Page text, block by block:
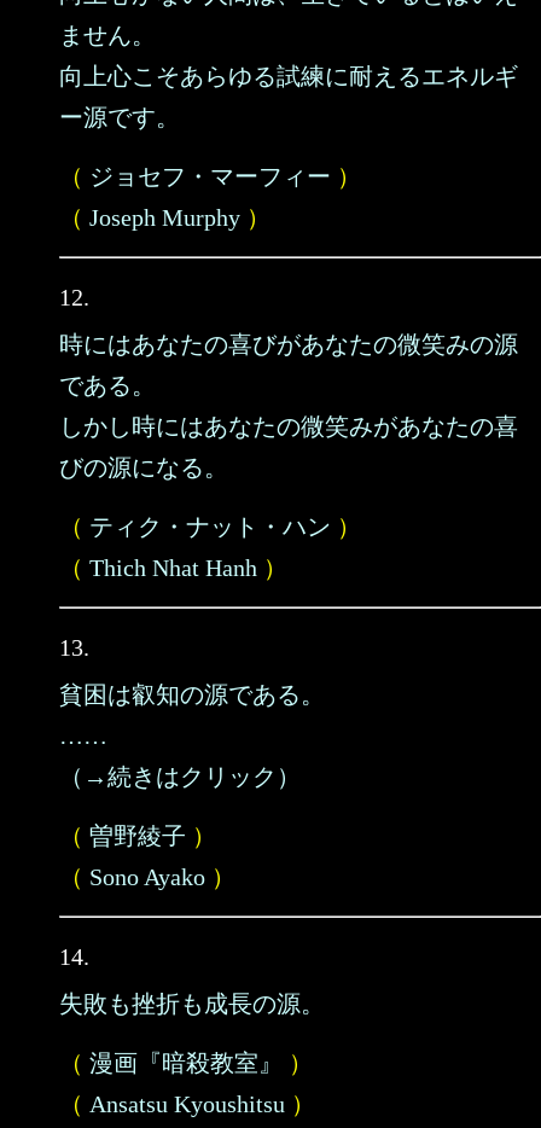
ません。
向上心こそあらゆる試練に耐えるエネルギ
ー源です。
（ ジョセフ・マーフィー ）
（ Joseph Murphy ）
12.
時にはあなたの喜びがあなたの微笑みの源
である。
しかし時にはあなたの微笑みがあなたの喜
びの源になる。
（ ティク・ナット・ハン ）
（ Thich Nhat Hanh ）
13.
貧困は叡知の源である。
……
（→続きはクリック）
（ 曽野綾子 ）
（ Sono Ayako ）
14.
失敗も挫折も成長の源。
（ 漫画『暗殺教室』
）
（ Ansatsu Kyoushitsu ）